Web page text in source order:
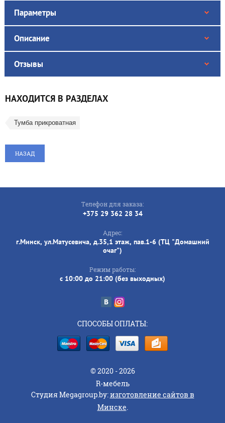
Параметры
Описание
Отзывы
НАХОДИТСЯ В РАЗДЕЛАХ
Тумба прикроватная
НАЗАД
Телефон для заказа:
+375 29 362 28 34
Адрес:
г.Минск, ул.Матусевича, д.35,1 этаж, пав.1-6 (ТЦ "Домашний
очаг")
Режим работы:
с 10:00 до 21:00 (без выходных)
СПОСОБЫ ОПЛАТЫ:
© 2020 - 2026
R-мебель
Студия Megagroup.by:изготовление сайтов в
Минске